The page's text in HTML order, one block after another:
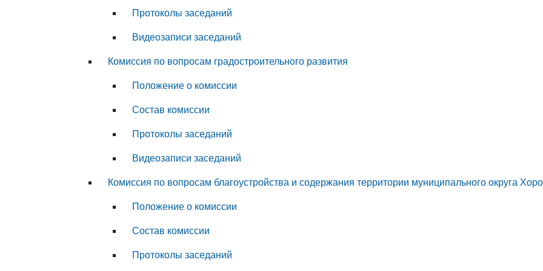
Протоколы заседаний
Видеозаписи заседаний
Комиссия по вопросам градостроительного развития
Положение о комиссии
Состав комиссии
Протоколы заседаний
Видеозаписи заседаний
Комиссия по вопросам благоустройства и содержания территории муниципального округа
Положение о комиссии
Состав комиссии
Протоколы заседаний